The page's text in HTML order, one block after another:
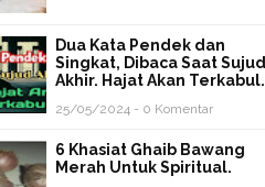
Dua Kata Pendek dan
Singkat, Dibaca Saat Sujud
Akhir. Hajat Akan Terkabul.
25/05/2024 - 0 Komentar
6 Khasiat Ghaib Bawang
Merah Untuk Spiritual.